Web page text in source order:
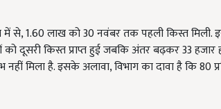
में से, 1.60 लाख को 30 नवंबर तक पहली किस्त
किस्त प्राप्त हुई जबकि अंतर बढ़कर 33 हजार हो
मिला है. इसके अलावा, विभाग का दावा है कि 80